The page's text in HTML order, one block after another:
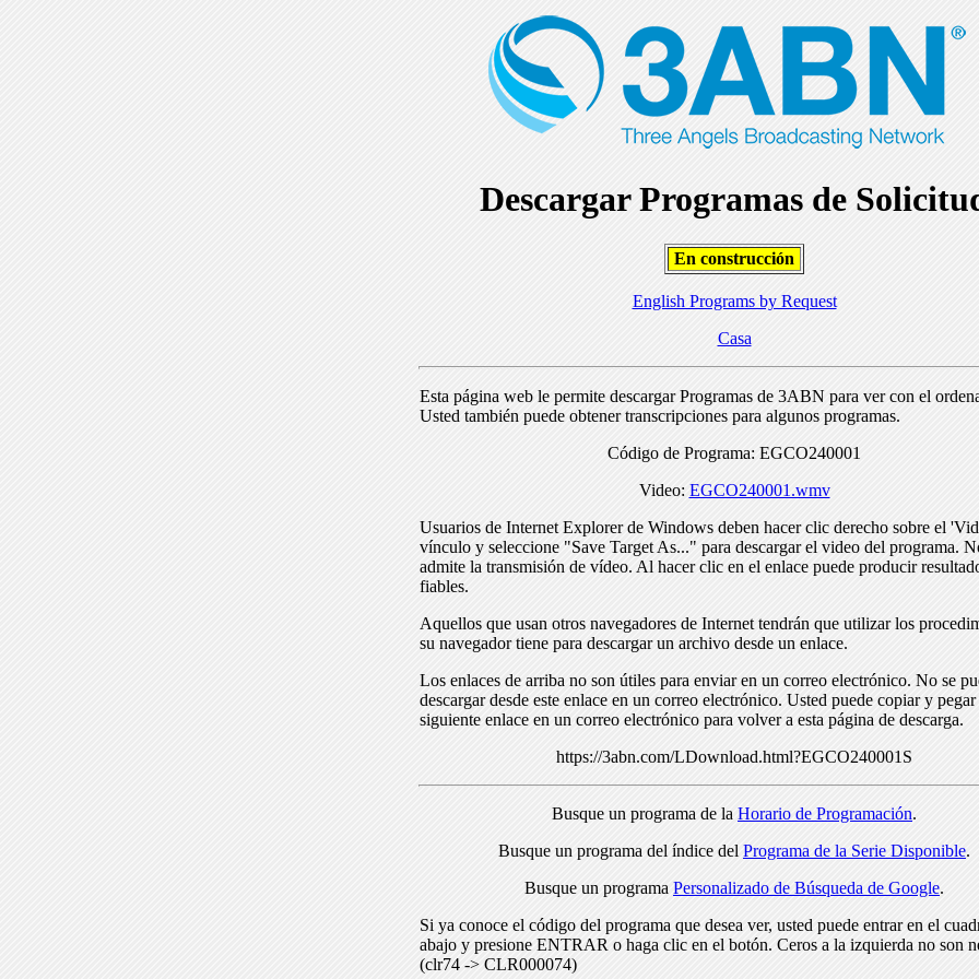
Descargar Programas de
En construcción
English Programs by Request
Casa
Esta página web le permite descargar Programas de 3ABN para ver con el
Usted también puede obtener transcripciones para algunos programas.
Código de Programa: EGCO240001
Video: EGCO240001.wmv
Usuarios de Internet Explorer de Windows deben hacer clic derecho sobre el
vínculo y seleccione "Save Target As..." para descargar el video del programa.
admite la transmisión de vídeo. Al hacer clic en el enlace puede producir
fiables.
Aquellos que usan otros navegadores de Internet tendrán que utilizar los
su navegador tiene para descargar un archivo desde un enlace.
Los enlaces de arriba no son útiles para enviar en un correo electrónico. No se
descargar desde este enlace en un correo electrónico. Usted puede copiar y pegar
siguiente enlace en un correo electrónico para volver a esta página de descarga.
https://3abn.com/LDownload.html?EGCO240001S
Busque un programa de la Horario de Programación.
Busque un programa del índice del Programa de la Serie Disponible.
Busque un programa Personalizado de Búsqueda de Google.
Si ya conoce el código del programa que desea ver, usted puede entrar en el
abajo y presione ENTRAR o haga clic en el botón. Ceros a la izquierda no son
(clr74 -> CLR000074)